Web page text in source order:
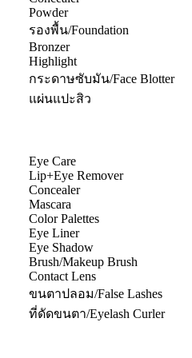
Powder
รองพื้น/Foundation
Bronzer
Highlight
กระดาษซับมัน/Face Blotter
แผ่นแปะสิว
Eye Care
Lip+Eye Remover
Concealer
Mascara
Color Palettes
Eye Liner
Eye Shadow
Brush/Makeup Brush
Contact Lens
ขนตาปลอม/False Lashes
ที่ดัดขนตา/Eyelash Curler